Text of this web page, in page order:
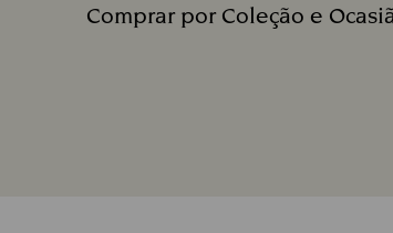
Comprar por Coleção e